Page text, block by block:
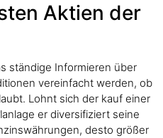
Aktien der
ständige Informieren über
vereinfacht werden, ob
Lohnt sich der kauf einer
er diversifiziert seine
desto größer